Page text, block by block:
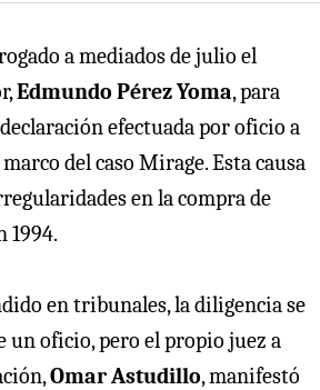
a mediados de julio el
Edmundo Pérez Yoma, para
efectuada por oficio a
del caso Mirage. Esta causa
en la compra de
1994.
en tribunales, la diligencia se
un oficio, pero el propio juez a
Omar Astudillo, manifestó